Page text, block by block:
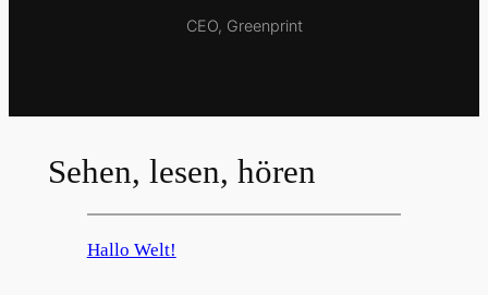
CEO, Greenprint
Sehen, lesen, hören
Hallo Welt!